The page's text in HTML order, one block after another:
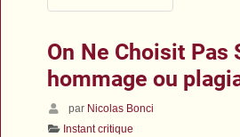
On Ne Choisit Pas
hommage ou
par Nicolas Bonci
Instant critique